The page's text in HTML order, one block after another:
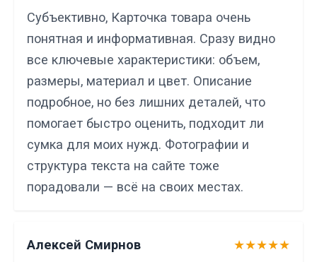
Субъективно, Карточка товара очень
понятная и информативная. Сразу видно
все ключевые характеристики: объем,
размеры, материал и цвет. Описание
подробное, но без лишних деталей, что
помогает быстро оценить, подходит ли
сумка для моих нужд. Фотографии и
структура текста на сайте тоже
порадовали — всё на своих местах.
Алексей Смирнов
★★★★★